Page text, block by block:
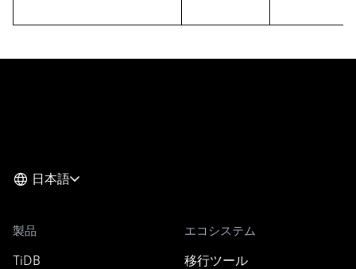
日本語
製品
TiDB
エコシステム
移行ツール